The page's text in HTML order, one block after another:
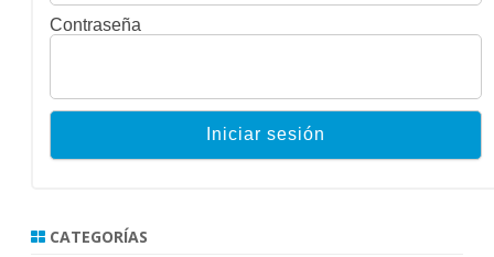
Contraseña
CATEGORÍAS